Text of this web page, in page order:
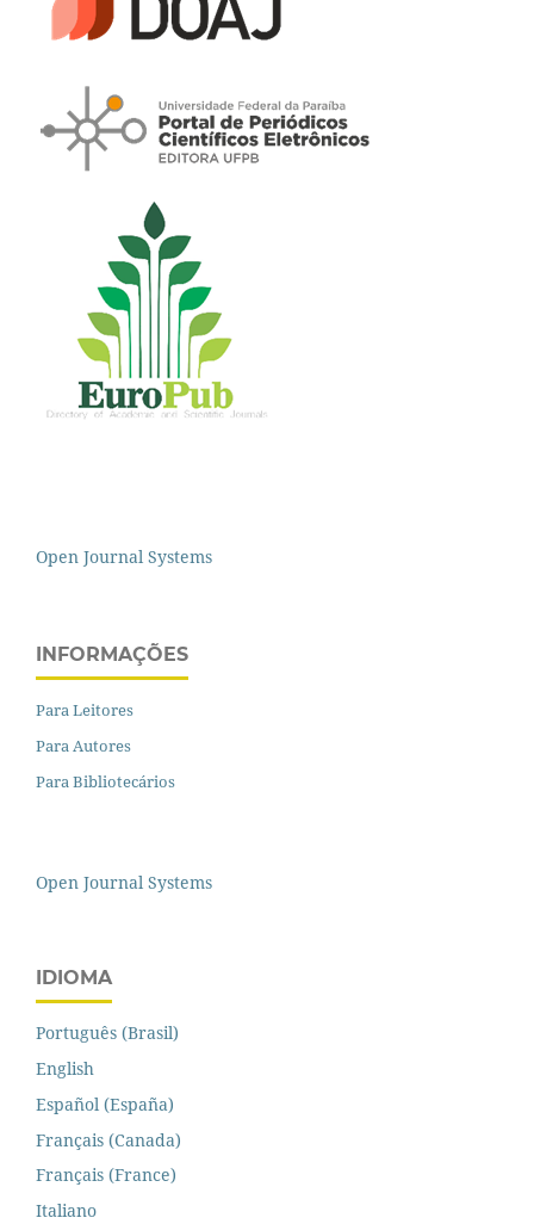
Open Journal Systems
INFORMAÇÕES
Para Leitores
Para Autores
Para Bibliotecários
Open Journal Systems
IDIOMA
Português (Brasil)
English
Español (España)
Français (Canada)
Français (France)
Italiano